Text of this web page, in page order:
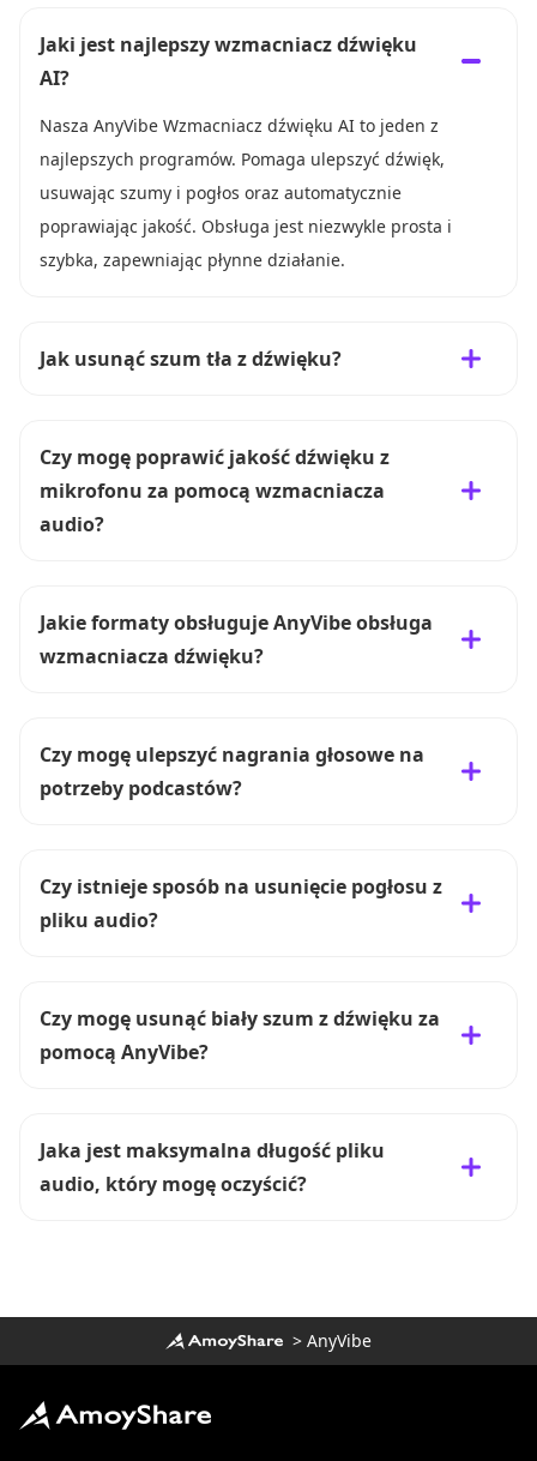
Jaki jest najlepszy wzmacniacz dźwięku
AI?
Nasza AnyVibe Wzmacniacz dźwięku AI to jeden z
najlepszych programów. Pomaga ulepszyć dźwięk,
usuwając szumy i pogłos oraz automatycznie
poprawiając jakość. Obsługa jest niezwykle prosta i
szybka, zapewniając płynne działanie.
Jak usunąć szum tła z dźwięku?
Czy mogę poprawić jakość dźwięku z
mikrofonu za pomocą wzmacniacza
audio?
Jakie formaty obsługuje AnyVibe obsługa
wzmacniacza dźwięku?
Czy mogę ulepszyć nagrania głosowe na
potrzeby podcastów?
Czy istnieje sposób na usunięcie pogłosu z
pliku audio?
Czy mogę usunąć biały szum z dźwięku za
pomocą AnyVibe?
Jaka jest maksymalna długość pliku
audio, który mogę oczyścić?
> AnyVibe